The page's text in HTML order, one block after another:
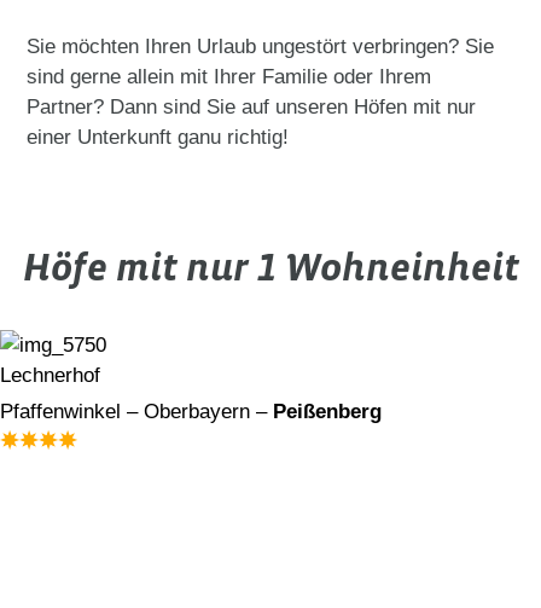
Sie möchten Ihren Urlaub ungestört verbringen? Sie
sind gerne allein mit Ihrer Familie oder Ihrem
Partner? Dann sind Sie auf unseren Höfen mit nur
einer Unterkunft ganu richtig!
Höfe mit nur 1 Wohneinheit
Lechnerhof
Pfaffenwinkel – Oberbayern – Peißenberg